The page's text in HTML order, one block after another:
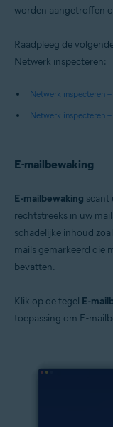
worden aangetroffen
Raadpleeg de
Netwerk inspecteren:
Netwerk inspecteren –
Netwerk inspecteren
E-mailbewaking
E-mailbewaking scant
rechtstreeks in uw
schadelijke inhoud
mails gemarkeerd die
bevatten.
Klik op de tegel E-
toepassing om E-